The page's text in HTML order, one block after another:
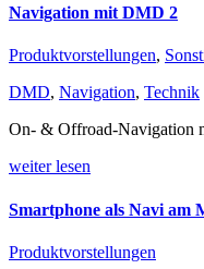
Navigation mit DMD 2
Produktvorstellungen,
DMD, Navigation, Technik
On- & Offroad-Navigation
weiter lesen
Smartphone als Navi am
Produktvorstellungen